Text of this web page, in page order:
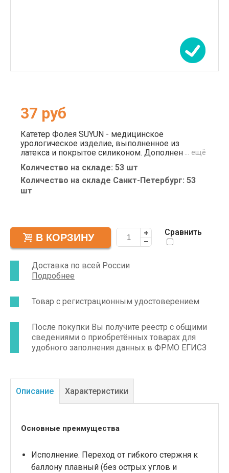
37 руб
Катетер Фолея SUYUN - медицинское
урологическое изделие, выполненное из
латекса и покрытое силиконом. Дополнен
надувным удерживающим резервуаром
(баллоном). Характеризуется прочностью,
химической инертностью, атравматичностью. А
также совместимостью с мочеприемниками
… ещё
Количество на складе: 53 шт
Количество на складе Санкт-Петербург: 53
шт
Сравнить
Доставка по всей России
Подробнее
Товар с регистрационным удостоверением
После покупки Вы получите реестр с общими
сведениями о приобретённых товарах для
удобного заполнения данных в ФРМО ЕГИСЗ
Описание Характеристики
Основные преимущества
Исполнение. Переход от гибкого стержня к
баллону плавный (без острых углов и